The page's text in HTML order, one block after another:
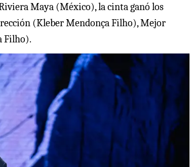
Maya (México), la cinta ganó los
(Kleber Mendonça Filho), Mejor
Filho).